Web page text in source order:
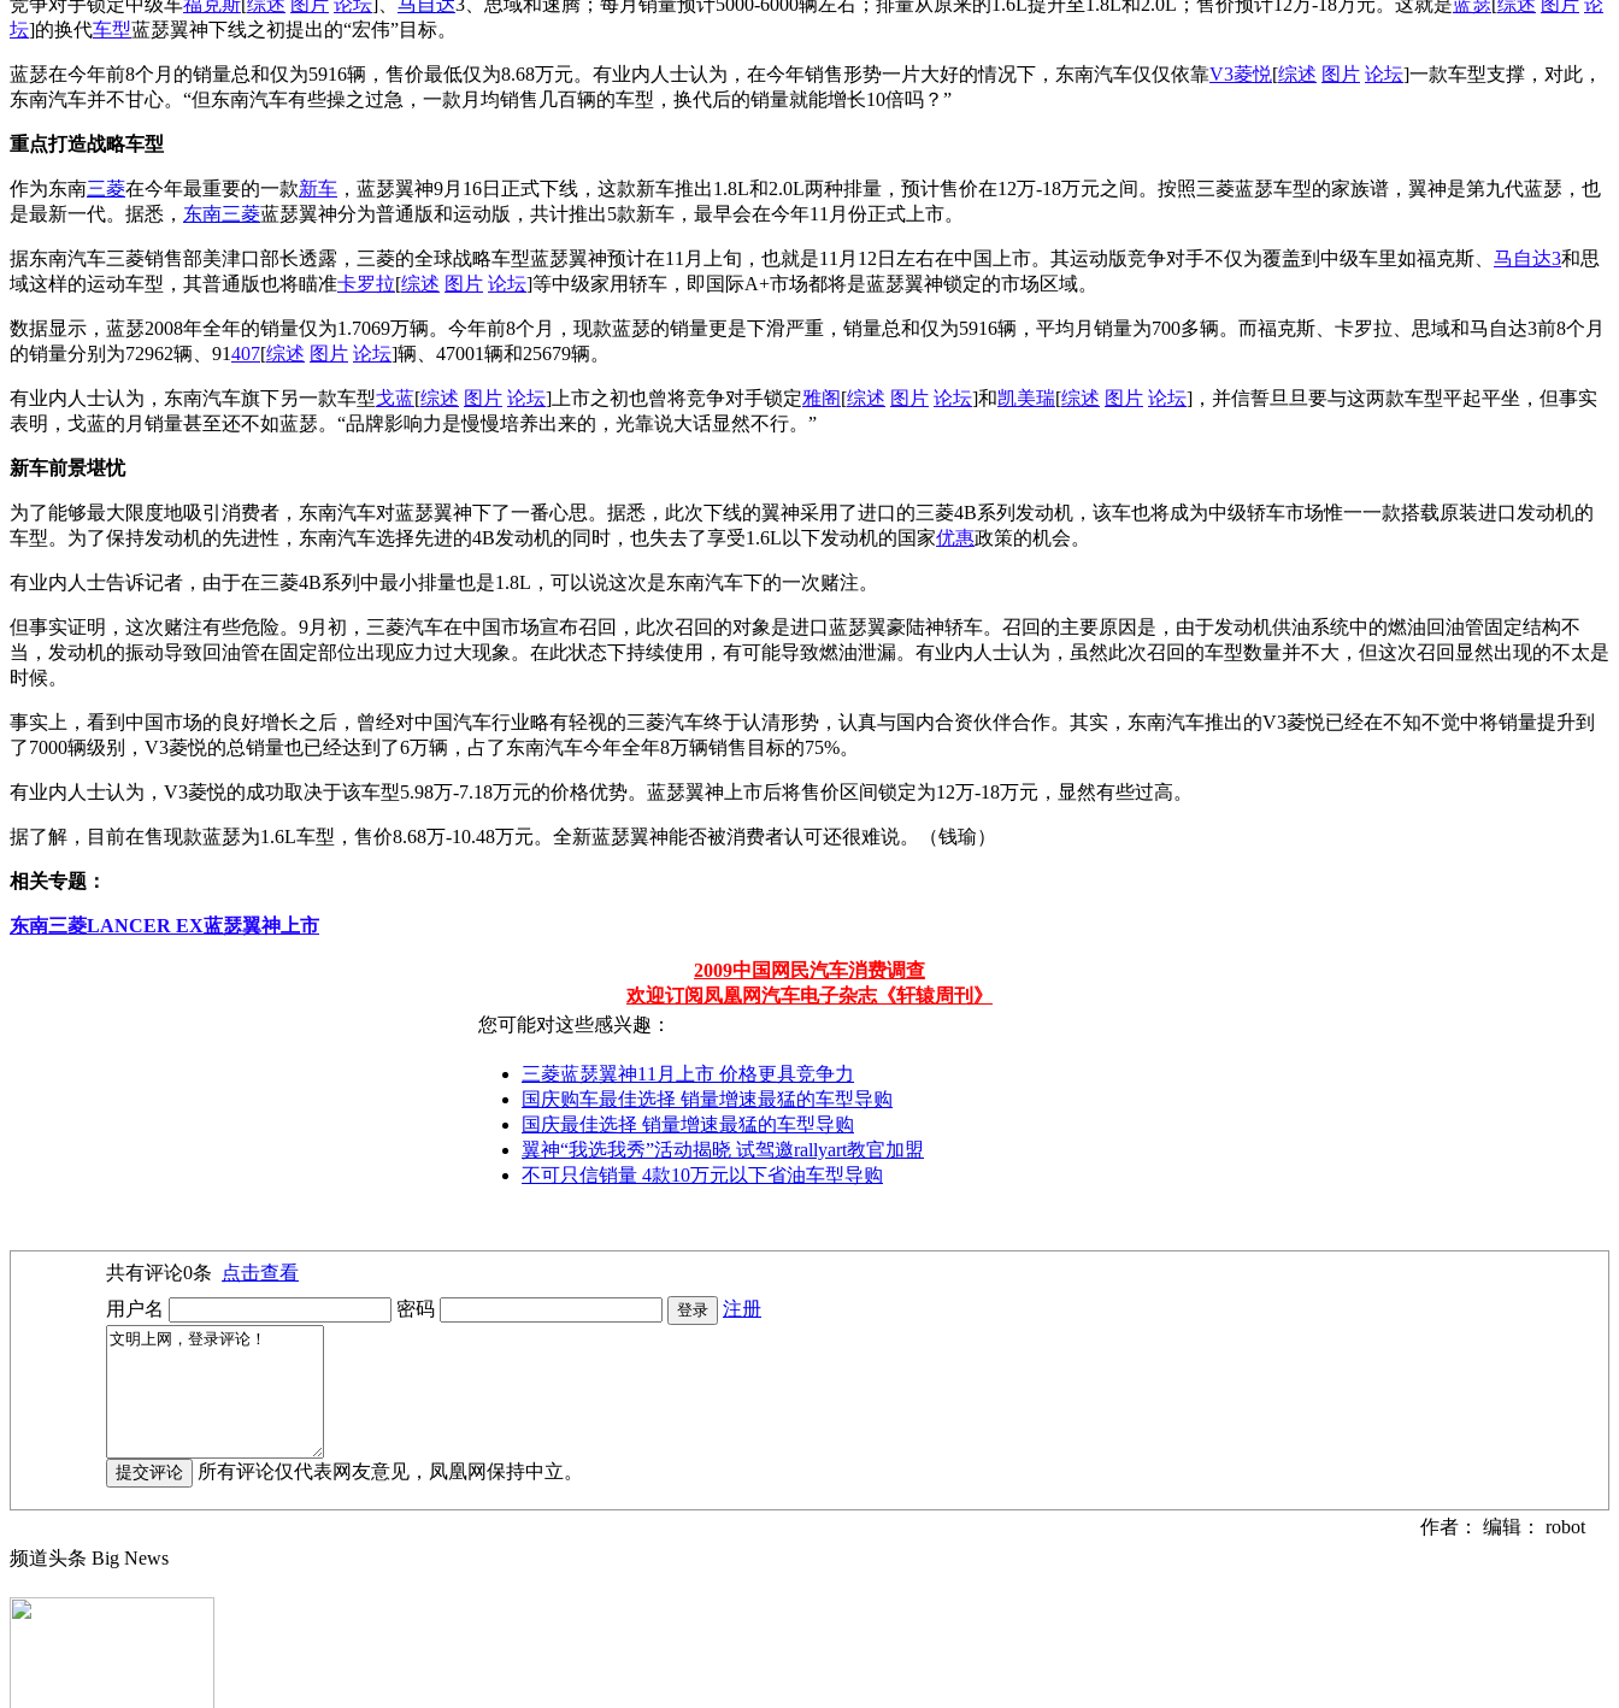
竞争对手锁定中级车福克斯 综述 图片 论坛 马自达3、思域和速腾；每月销量预计5000-6000辆左右；排量从原来的1.6L提升至1.8L和2.0L；售价预计12万-18万元。这就是蓝瑟 综述 图片 论
坛]的换代车型蓝瑟翼神下线之初提出的“宏伟”目标。
蓝瑟在今年前8个月的销量总和仅为5916辆，售价最低仅为8.68万元。有业内人士认为，在今年销售形势一片大好的情况下，东南汽车仅仅依靠V3菱悦[综述 图片 论坛]一款车型支撑，对此，
东南汽车并不甘心。“但东南汽车有些操之过急，一款月均销售几百辆的车型，换代后的销量就能增长10倍吗？”
重点打造战略车型
作为东南三菱在今年最重要的一款新车 ，蓝瑟翼神9月16日正式下线，这款新车推出1.8L和2.0L两种排量，预计售价在12万-18万元之间。按照三菱蓝瑟车型的家族谱，翼神是第九代蓝瑟，也
是最新一代。据悉， 东南三菱蓝瑟翼神分为普通版和运动版，共计推出5款新车，最早会在今年11月份正式上市。
据东南汽车三菱销售部美津口部长透露，三菱的全球战略车型蓝瑟翼神预计在11月上旬，也就是11月12日左右在中国上市。其运动版竞争对手不仅为覆盖到中级车里如福克斯、 马自达3和思
域这样的运动车型，其普通版也将瞄准卡罗拉[综述 图片 论坛]等中级家用轿车，即国际A+市场都将是蓝瑟翼神锁定的市场区域。
数据显示，蓝瑟2008年全年的销量仅为1.7069万辆。今年前8个月，现款蓝瑟的销量更是下滑严重，销量总和仅为5916辆，平均月销量为700多辆。而福克斯、卡罗拉、思域和马自达3前8个月
的销量分别为72962辆、91407[综述 图片 论坛]辆、47001辆和25679辆。
有业内人士认为，东南汽车旗下另一款车型戈蓝[综述 图片 论坛]上市之初也曾将竞争对手锁定雅阁[综述 图片 论坛]和凯美瑞[综述 图片 论坛]，并信誓旦旦要与这两款车型平起平坐，但事实
表明，戈蓝的月销量甚至还不如蓝瑟。“品牌影响力是慢慢培养出来的，光靠说大话显然不行。”
新车前景堪忧
为了能够最大限度地吸引消费者，东南汽车对蓝瑟翼神下了一番心思。据悉，此次下线的翼神采用了进口的三菱4B系列发动机，该车也将成为中级轿车市场惟一一款搭载原装进口发动机的
车型。为了保持发动机的先进性，东南汽车选择先进的4B发动机的同时，也失去了享受1.6L以下发动机的国家优惠政策的机会。
有业内人士告诉记者，由于在三菱4B系列中最小排量也是1.8L，可以说这次是东南汽车下的一次赌注。
但事实证明，这次赌注有些危险。9月初，三菱汽车在中国市场宣布召回，此次召回的对象是进口蓝瑟翼豪陆神轿车。召回的主要原因是，由于发动机供油系统中的燃油回油管固定结构不
当，发动机的振动导致回油管在固定部位出现应力过大现象。在此状态下持续使用，有可能导致燃油泄漏。有业内人士认为，虽然此次召回的车型数量并不大，但这次召回显然出现的不太是
时候。
事实上，看到中国市场的良好增长之后，曾经对中国汽车行业略有轻视的三菱汽车终于认清形势，认真与国内合资伙伴合作。其实，东南汽车推出的V3菱悦已经在不知不觉中将销量提升到
了7000辆级别，V3菱悦的总销量也已经达到了6万辆，占了东南汽车今年全年8万辆销售目标的75%。
有业内人士认为，V3菱悦的成功取决于该车型5.98万-7.18万元的价格优势。蓝瑟翼神上市后将售价区间锁定为12万-18万元，显然有些过高。
据了解，目前在售现款蓝瑟为1.6L车型，售价8.68万-10.48万元。全新蓝瑟翼神能否被消费者认可还很难说。（钱瑜）
相关专题：
东南三菱LANCER EX蓝瑟翼神上市
2009中国网民汽车消费调查
欢迎订阅凤凰网汽车电子杂志《轩辕周刊》
您可能对这些感兴趣：
三菱蓝瑟翼神11月上市 价格更具竞争力
国庆购车最佳选择 销量增速最猛的车型导购
国庆最佳选择 销量增速最猛的车型导购
翼神“我选我秀”活动揭晓 试驾邀rallyart教官加盟
不可只信销量 4款10万元以下省油车型导购
共有评论0条
点击查看
用户名
密码 注册
所有评论仅代表网友意见，凤凰网保持中立。
作者： 编辑： robot
频道头条 Big News